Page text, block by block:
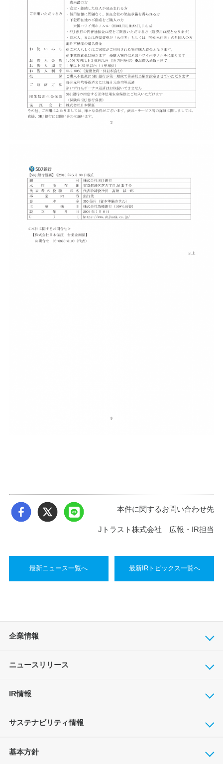
本件に関するお問い合わせ先
Jトラスト株式会社 広報・IR担当
最新ニュース一覧へ 最新IRトピックス一覧へ
企業情報
ニュースリリース
IR情報
サステナビリティ情報
基本方針